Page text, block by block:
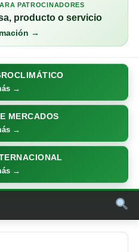
PATROCINADORES
producto o servicio
→
→
MERCADOS
→
→